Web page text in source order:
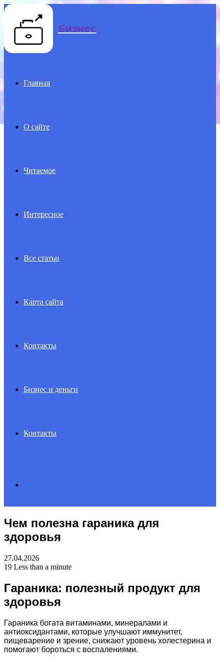
Menu Бизнес
Главная
О сайте
Читаемое
Интересное
Все статьи
Карта сайта
Контакты
Бизнес и деньги
Контакты
for
Чем полезна гараника для
здоровья
27.04.2026
19 Less than a minute
Гараника: полезный продукт для
здоровья
Гараника богата витаминами, минералами и
антиоксидантами, которые улучшают иммунитет,
пищеварение и зрение, снижают уровень холестерина и
помогают бороться с воспалениями.